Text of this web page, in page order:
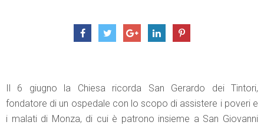
Il 6 giugno la Chiesa ricorda San Gerardo dei Tintori,
fondatore di un ospedale con lo scopo di assistere i poveri e
i malati di Monza, di cui è patrono insieme a San Giovanni